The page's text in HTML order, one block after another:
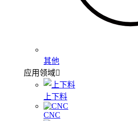
其他
应用领域
上下料
CNC